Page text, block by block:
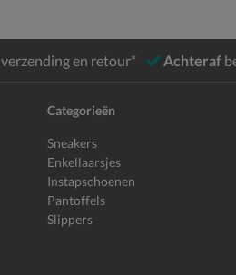
verzending en retour* Achteraf
Categorieën
Sneakers
Enkellaarsjes
Instapschoenen
Pantoffels
Slippers